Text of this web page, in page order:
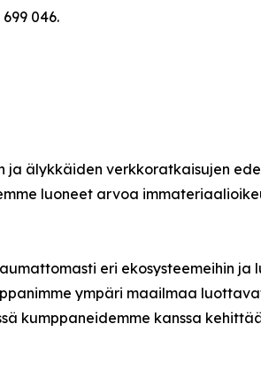
046.
älykkäiden verkkoratkaisujen
luoneet arvoa
eri ekosysteemeihin ja
ympäri maailmaa
kumppaneidemme kanssa